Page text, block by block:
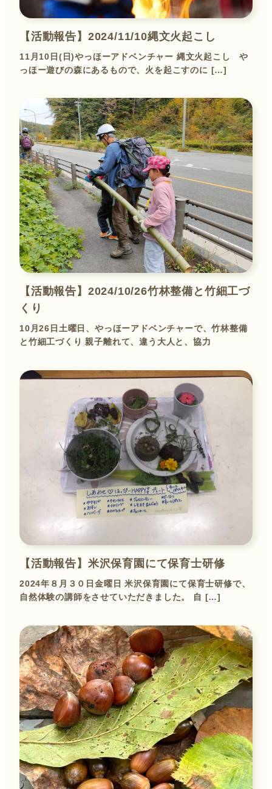
【活動報告】2024/11/10縄文火起こし
11月10日(日)やっほーアドベンチャー 縄文火起こし や
っほー遊びの森にあるもので、火を起こすのに […]
【活動報告】2024/10/26竹林整備と竹細工づ
くり
10月26日土曜日、やっほーアドベンチャーで、竹林整備
と竹細工づくり 親子離れて、違う大人と、協力
【活動報告】米沢保育園にて保育士研修
2024年８月３０日金曜日 米沢保育園にて保育士研修で、
自然体験の講師をさせていただきました。 自 […]